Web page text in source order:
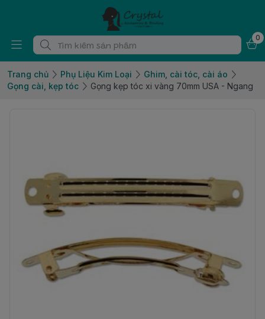
0
Trang chủ Phụ Liệu Kim Loại
Ghim, cài tóc, cài áo
Gọng cài, kẹp tóc
Gọng kẹp tóc xi vàng 70mm USA - Ngang